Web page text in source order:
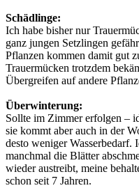
Schädlinge:
Ich habe bisher nur
ganz jungen Setzlingen
Pflanzen kommen damit gut
Trauermücken trotzdem
Übergreifen auf andere
Überwinterung:
Sollte im Zimmer erfolgen –
sie kommt aber auch in der
desto weniger Wasserbedarf.
manchmal die Blätter
wieder austreibt, meine
schon seit 7 Jahren.